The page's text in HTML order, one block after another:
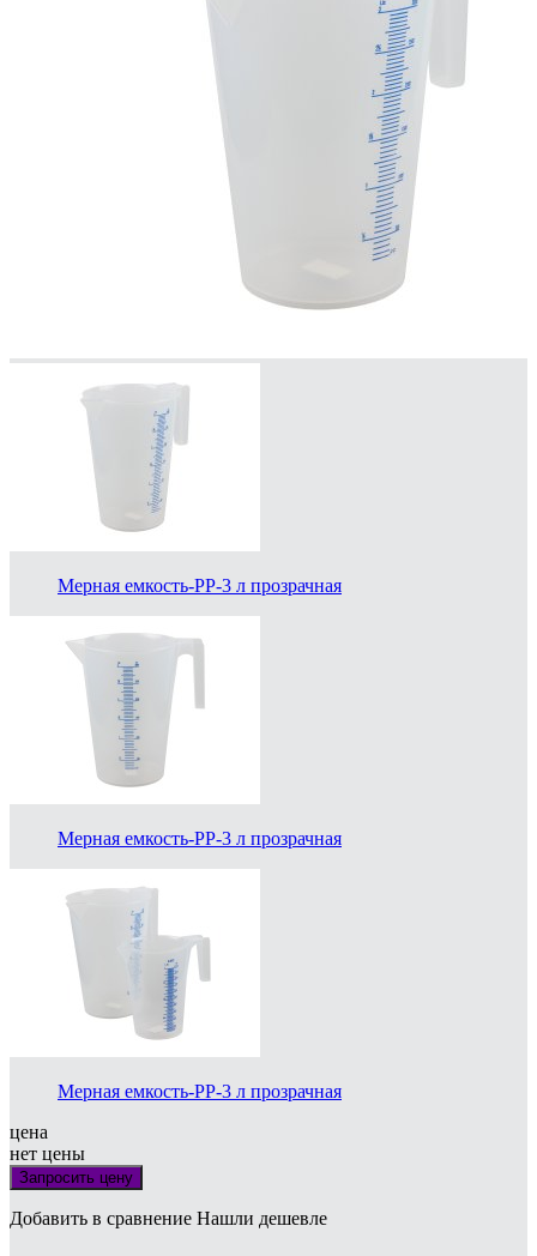
Мерная емкость-PP-3 л прозрачная
Мерная емкость-PP-3 л прозрачная
Мерная емкость-PP-3 л прозрачная
цена
нет цены
Запросить цену
Добавить в сравнение Нашли дешевле